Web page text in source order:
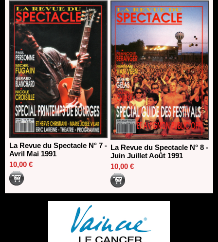
La Revue du Spectacle N° 7 -
Avril Mai 1991
10,00 €
La Revue du Spectacle N° 8 -
Juin Juillet Août 1991
10,00 €